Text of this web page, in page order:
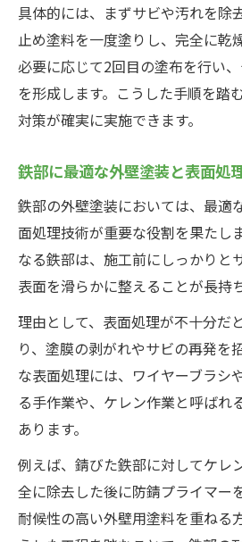
具体的には、まずサビや汚れを除
止め塗料を一度塗りし、完全に乾
必要に応じて2回目の塗布を行い
を形成します。こうした手順を踏
対策が確実に実施できます。
鉄部に最適な外壁塗装と表面処
鉄部の外壁塗装においては、最適
面処理技術が重要な役割を果たし
なる鉄部は、施工前にしっかりと
表面を滑らかに整えることが長持
理由として、表面処理が不十分だ
り、塗膜の剥がれやサビの再発を
な表面処理には、ワイヤーブラシ
る手作業や、ケレン作業と呼ばれ
あります。
例えば、錆びた鉄部に対してケレ
全に除去した後に防錆プライマー
耐候性の高い外壁用塗料を重ねる